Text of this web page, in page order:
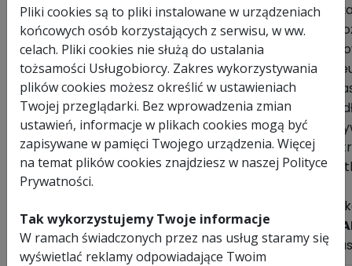
Pliki cookies są to pliki instalowane w urządzeniach
końcowych osób korzystających z serwisu, w ww.
celach. Pliki cookies nie służą do ustalania
tożsamości Usługobiorcy. Zakres wykorzystywania
plików cookies możesz określić w ustawieniach
Twojej przeglądarki. Bez wprowadzenia zmian
ustawień, informacje w plikach cookies mogą być
zapisywane w pamięci Twojego urządzenia. Więcej
na temat plików cookies znajdziesz w naszej Polityce
Prywatności.
Tak wykorzystujemy Twoje informacje
W ramach świadczonych przez nas usług staramy się
wyświetlać reklamy odpowiadające Twoim
-
i
-